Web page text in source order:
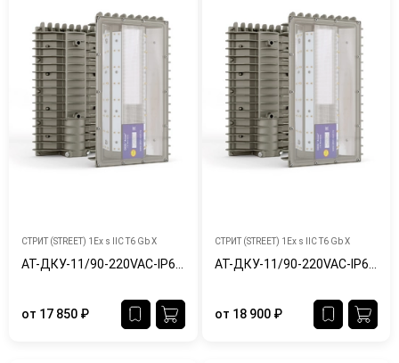
СТРИТ (STREET) 1Ex s IIC T6 Gb X
от 17 850 ₽
СТРИТ (STREET) 1Ex s IIC T6 Gb X
от 18 900 ₽